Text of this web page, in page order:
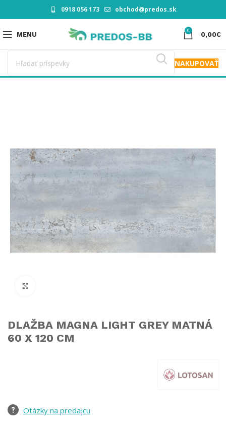
0918 056 173 obchod@predos.sk
MENU 0 0,00€
NAKUPOVAŤ
DLAŽBA MAGNA LIGHT GREY MATNÁ
60 X 120 CM
Otázky na predajcu